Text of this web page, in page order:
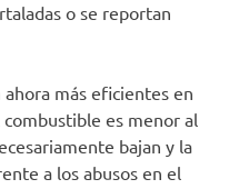
o se reportan
más eficientes en
es menor al
bajan y la
a los abusos en el